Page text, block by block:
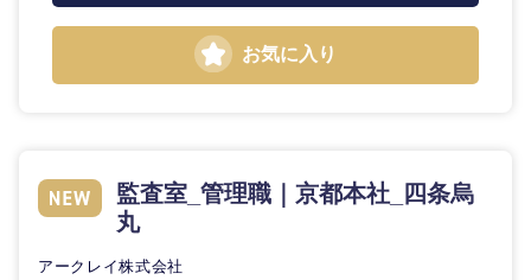
営業
コンサル
タント
その他企画業務
技術職（IT）、Webサービス・制作、ゲーム
倉庫・運輸・物流
小売・通販・外食
業
転勤なし 海外勤務あり
フルリモート
お気に入り
監査室_管理職｜京都本社_四条烏
丸
アークレイ株式会社